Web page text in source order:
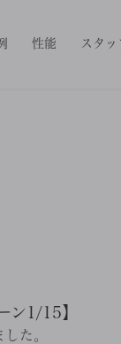
性能 スタ
ン1/15】
た。